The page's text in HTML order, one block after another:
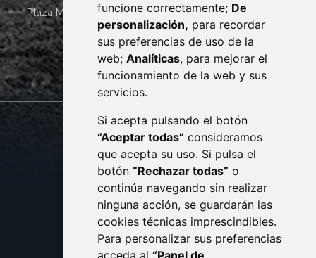
funcione correctamente; De
personalización, para recordar
sus preferencias de uso de la
web; Analíticas, para mejorar el
funcionamiento de la web y sus
servicios.
Si acepta pulsando el botón
“Aceptar todas” consideramos
que acepta su uso. Si pulsa el
botón “Rechazar todas” o
continúa navegando sin realizar
ninguna acción, se guardarán las
cookies técnicas imprescindibles.
Para personalizar sus preferencias
acceda al “Panel de
Plaza Mayor 4 22400 MONZÓN - ARAGÓN (ESPAÑA)
· (34) 974 400 700 ·
sac@monzon.es
monzon.es
CONTACTO
MAPA WEB
AVISO LEGAL
PROTECCIÓN DE DATOS
POLÍTICA DE COOKIES
ACCESIBILIDAD
ENLACE EXTERNO AL